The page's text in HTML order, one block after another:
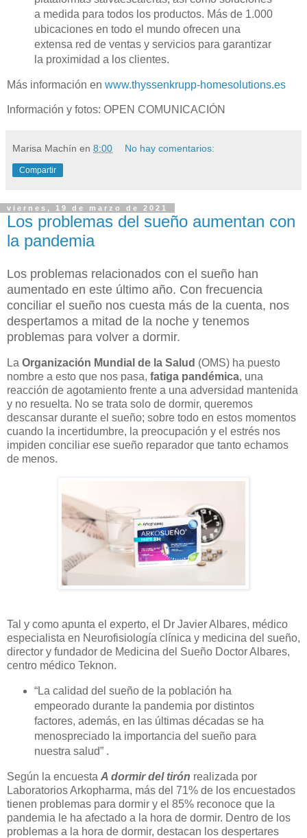
a medida para todos los productos. Más de 1.000
ubicaciones en todo el mundo ofrecen una
extensa red de ventas y servicios para garantizar
la proximidad a los clientes.
Más información en www.thyssenkrupp-homesolutions.es
Información y fotos: OPEN COMUNICACIÓN
Marisa Machín en 8:00 No hay comentarios:
Compartir
viernes, 19 de marzo de 2021
Los problemas del sueño aumentan con
la pandemia
Los problemas relacionados con el sueño han
aumentado en este último año. Con frecuencia
conciliar el sueño nos cuesta más de la cuenta, nos
despertamos a mitad de la noche y tenemos
problemas para volver a dormir.
La Organización Mundial de la Salud (OMS) ha puesto
nombre a esto que nos pasa, fatiga pandémica, una
reacción de agotamiento frente a una adversidad mantenida
y no resuelta. No se trata solo de dormir, queremos
descansar durante el sueño; sobre todo en estos momentos
cuando la incertidumbre, la preocupación y el estrés nos
impiden conciliar ese sueño reparador que tanto echamos
de menos.
Tal y como apunta el experto, el Dr Javier Albares, médico
especialista en Neurofisiología clínica y medicina del sueño,
director y fundador de Medicina del Sueño Doctor Albares,
centro médico Teknon.
“La calidad del sueño de la población ha
empeorado durante la pandemia por distintos
factores, además, en las últimas décadas se ha
menospreciado la importancia del sueño para
nuestra salud” .
Según la encuesta A dormir del tirón realizada por
Laboratorios Arkopharma, más del 71% de los encuestados
tienen problemas para dormir y el 85% reconoce que la
pandemia le ha afectado a la hora de dormir. Dentro de los
problemas a la hora de dormir, destacan los despertares